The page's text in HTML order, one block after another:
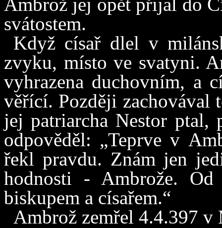
svátostem.
Když císař dlel v
zvyku, místo ve svatyni.
vyhrazena duchovním, a
věřící. Později zachovával
jej patriarcha Nestor ptal,
odpověděl: „Teprve v
řekl pravdu. Znám jen
hodnosti - Ambrože.
biskupem a císařem.“
Ambrož zemřel 4.4.397